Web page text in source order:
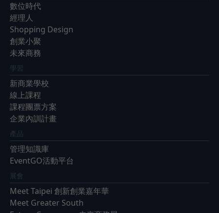
數位時代
經理人
Shopping Design
創業小聚
未來商務
學習
新商業學校
線上課程
課程團票方案
企業內訓計畫
產品
管理知識庫
EventGO活動平台
展會
Meet Taipei 創新創業嘉年華
Meet Greater South